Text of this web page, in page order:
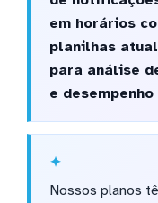
em horários
planilhas
para análise
e
Nossos planos